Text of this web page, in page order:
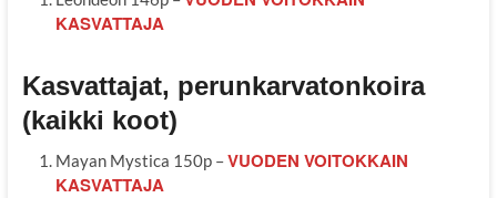
KASVATTAJA
Kasvattajat, perunkarvatonkoira
(kaikki koot)
Mayan Mystica 150p –VUODEN VOITOKKAIN
KASVATTAJA